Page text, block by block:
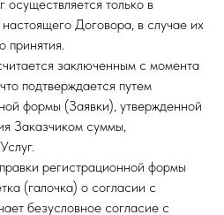
только в
Договора, в случае их
принятия.
заключенным с момента
подтверждается путем
формы (Заявки), утвержденной
Заказчиком суммы,
регистрационной формы
(галочка) о согласии с
безусловное согласие с